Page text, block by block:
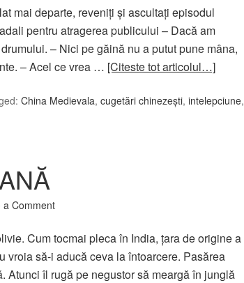
mai departe, reveniţi şi ascultaţi episodul
pentru atragerea publicului – Dacă am
– Nici pe găină nu a putut pune mâna,
– Acel ce vrea … [Citeste tot articolul…]
China Medievala, cugetări chinezeşti, intelepciune,
a Comment
Cum tocmai pleca în India, ţara de origine a
vroia să-i aducă ceva la întoarcere. Pasărea
Atunci îl rugă pe negustor să meargă în junglă